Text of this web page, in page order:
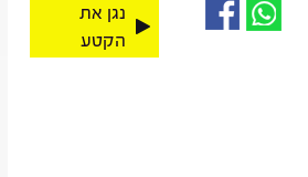
נגן את
הקטע